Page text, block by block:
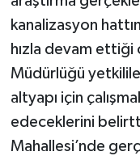
kanalizasyon
hızla devam ettiği
Müdürlüğü
altyapı için
edeceklerini
Mahallesi’nde